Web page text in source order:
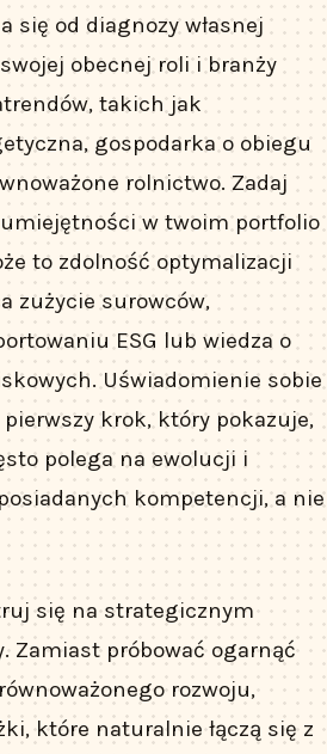
się od diagnozy własnej
obecnej roli i branży
takich jak
gospodarka o obiegu
rolnictwo. Zadaj
w twoim portfolio
to zdolność optymalizacji
zużycie surowców,
ESG lub wiedza o
Uświadomienie sobie
krok, który pokazuje,
polega na ewolucji i
kompetencji, a nie
się na strategicznym
Zamiast próbować ogarnąć
rozwoju,
które naturalnie łączą się z